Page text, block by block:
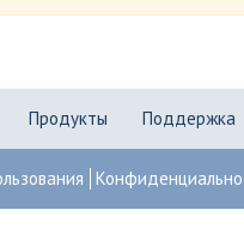
Продукты Поддержка